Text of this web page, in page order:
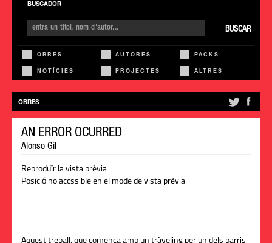
BUSCADOR
BUSCAR
OBRES AUTORES PACKS
NOTÍCIES PROJECTES ALTRES
OBRES
AN ERROR OCURRED
Alonso Gil
Reproduïr la vista prèvia
Posició no accssible en el mode de vista prèvia
Aquest treball, que comença amb un tràveling per un dels barris